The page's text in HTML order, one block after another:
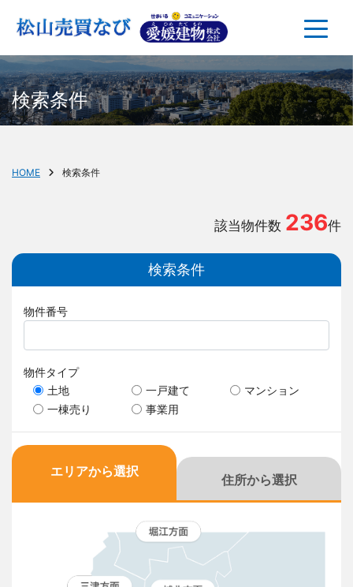
検索条件
HOME 検索条件
該当物件数 236件
検索条件
物件番号
物件タイプ
土地
一戸建て
マンション
一棟売り
事業用
エリアから選択
住所から選択